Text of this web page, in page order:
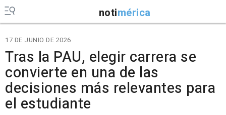
notimérica
17 DE JUNIO DE 2026
Tras la PAU, elegir carrera se
convierte en una de las
decisiones más relevantes para
el estudiante